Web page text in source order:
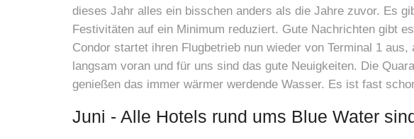
dieses Jahr alles ein bisschen anders als die Jahre zuvor. Es
Festivitäten auf ein Minimum reduziert. Gute Nachrichten gibt
Condor startet ihren Flugbetrieb nun wieder von Terminal 1
langsam voran und für uns sind das gute Neuigkeiten. Die
genießen das immer wärmer werdende Wasser. Es ist fast
Juni - Alle Hotels rund ums Blue Water